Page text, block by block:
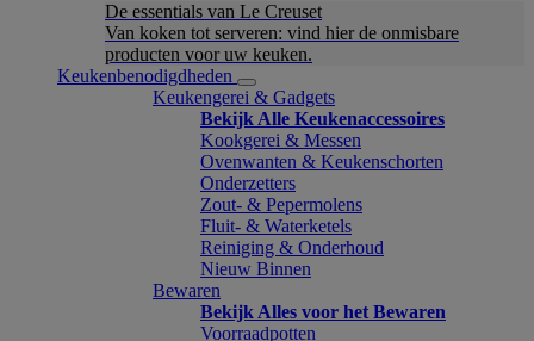
De essentials van Le Creuset
Van koken tot serveren: vind hier de onmisbare
producten voor uw keuken.
Keukenbenodigdheden
Keukengerei & Gadgets
Bekijk Alle Keukenaccessoires
Kookgerei & Messen
Ovenwanten & Keukenschorten
Onderzetters
Zout- & Pepermolens
Fluit- & Waterketels
Reiniging & Onderhoud
Nieuw Binnen
Bewaren
Bekijk Alles voor het Bewaren
Voorraadpotten